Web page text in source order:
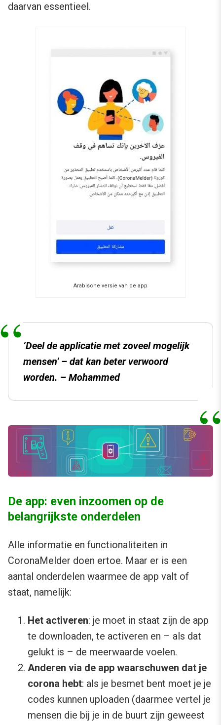
daarvan essentieel.
Arabische versie van de app
‘Deel de applicatie met zoveel mogelijk
mensen’ – dat kan beter verwoord
worden. – Mohammed
De app: even inzoomen op de
belangrijkste onderdelen
Alle informatie en functionaliteiten in
CoronaMelder doen ertoe. Maar er is een
aantal onderdelen waarmee de app valt of
staat, namelijk:
Het activeren: je moet in staat zijn de app
te downloaden, te activeren en – als dat
gelukt is – de meerwaarde voelen.
Anderen via de app waarschuwen dat je
corona hebt: als je besmet bent moet je je
codes kunnen uploaden (daarmee vertel je
mensen die bij je in de buurt zijn geweest